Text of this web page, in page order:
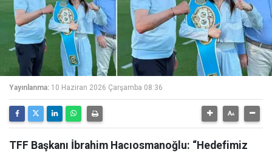
Yayınlanma: 10 Haziran 2026 Çarşamba 08:36
TFF Başkanı İbrahim Hacıosmanoğlu: “Hedefimiz